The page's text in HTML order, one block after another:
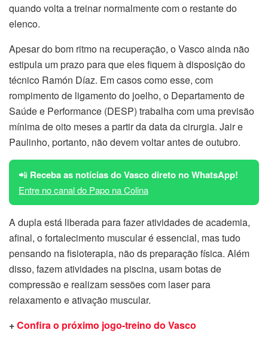
quando volta a treinar normalmente com o restante do
elenco.
Apesar do bom ritmo na recuperação, o Vasco ainda não
estipula um prazo para que eles fiquem à disposição do
técnico Ramón Díaz. Em casos como esse, com
rompimento de ligamento do joelho, o Departamento de
Saúde e Performance (DESP) trabalha com uma previsão
mínima de oito meses a partir da data da cirurgia. Jair e
Paulinho, portanto, não devem voltar antes de outubro.
📲 Receba as notícias do Vasco direto no WhatsApp!
Entre no canal do Papo na Colina
A dupla está liberada para fazer atividades de academia,
afinal, o fortalecimento muscular é essencial, mas tudo
pensando na fisioterapia, não ds preparação física. Além
disso, fazem atividades na piscina, usam botas de
compressão e realizam sessões com laser para
relaxamento e ativação muscular.
+Confira o próximo jogo-treino do Vasco